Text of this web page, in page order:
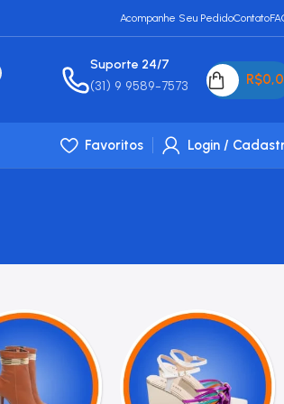
Acompanhe Seu PedidoContato
Suporte 24/7
(31) 9 9589-7573 R$
Favoritos Login /